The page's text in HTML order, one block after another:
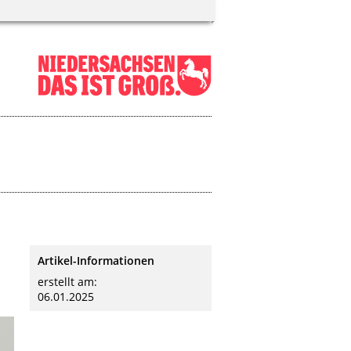
Artikel-Informationen
erstellt am:
06.01.2025